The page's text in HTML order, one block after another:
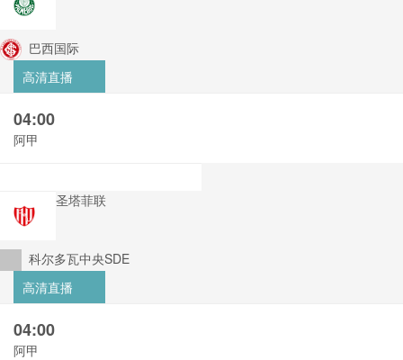
巴西国际
高清直播
04:00
阿甲
圣塔菲联
科尔多瓦中央SDE
高清直播
04:00
阿甲